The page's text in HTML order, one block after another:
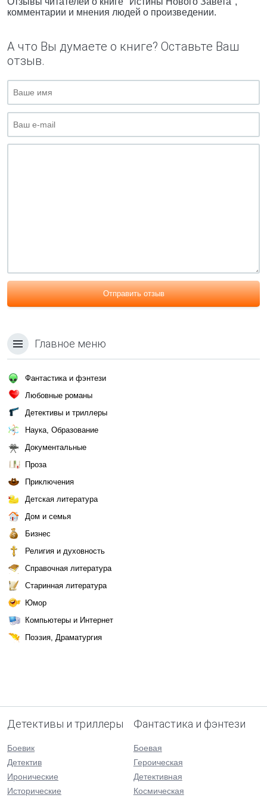
комментарии и мнения людей о произведении.
А что Вы думаете о книге? Оставьте Ваш
отзыв.
Отправить отзыв
Главное меню
Фантастика и фэнтези
Любовные романы
Детективы и триллеры
Наука, Образование
Документальные
Проза
Приключения
Детская литература
Дом и семья
Бизнес
Религия и духовность
Справочная литература
Старинная литература
Юмор
Компьютеры и Интернет
Поэзия, Драматургия
Детективы и триллеры
Боевик
Детектив
Иронические
Исторические
Фантастика и фэнтези
Боевая
Героическая
Детективная
Космическая